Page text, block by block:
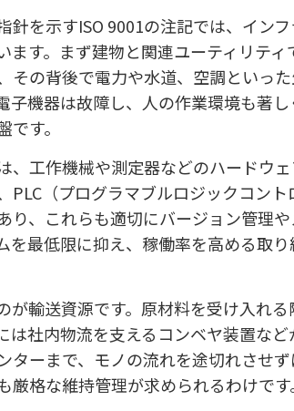
針を示すISO 9001の注記では、イン
ます。まず建物と関連ユーティリテ
その背後で電力や水道、空調といっ
子機器は故障し、人の作業環境も著
す。
、工作機械や測定器などのハードウ
PLC（プログラマブルロジックコン
り、これらも適切にバージョン管理
を最低限に抑え、稼働率を高める取
が輸送資源です。原材料を受け入れ
は社内物流を支えるコンベヤ装置な
ターまで、モノの流れを途切れさせ
格な維持管理が求められるわけです